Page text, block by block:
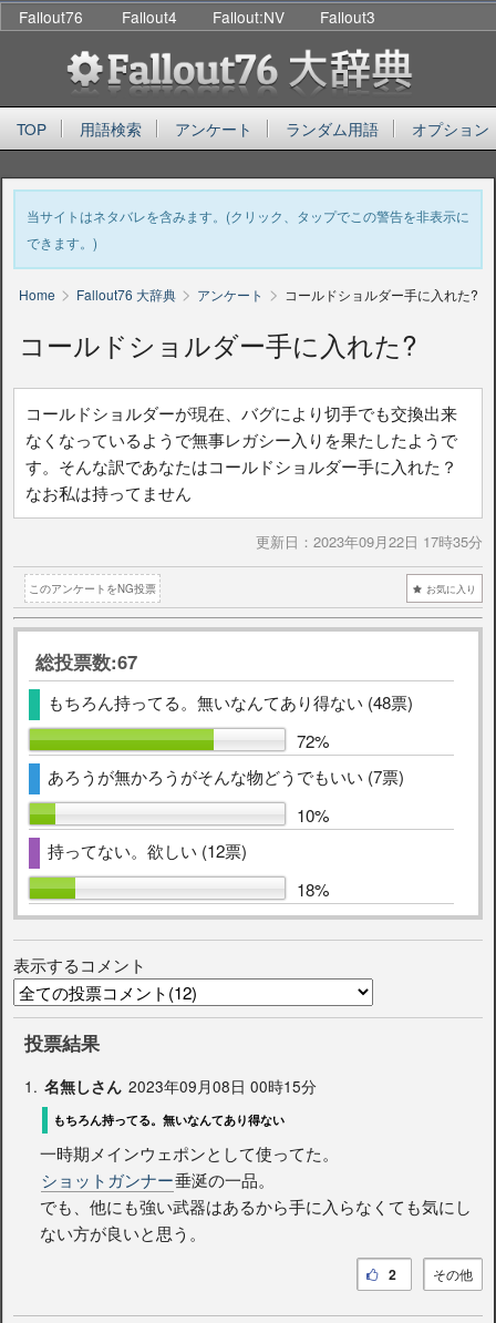
Fallout76 Fallout4 Fallout:NV Fallout3
TOP 用語検索 アンケート ランダム用語 オプション
当サイトはネタバレを含みます。(クリック、タップでこの警告を非表示に
できます。)
Home > Fallout76 大辞典 > アンケート > コールドショルダー手に入れた?
コールドショルダー手に入れた?
コールドショルダーが現在、バグにより切手でも交換出来
なくなっているようで無事レガシー入りを果たしたようで
す。そんな訳であなたはコールドショルダー手に入れた？
なお私は持ってません
更新日： 2023年09月22日 17時35分
このアンケートをNG投票 お気に入り
総投票数:67
もちろん持ってる。無いなんてあり得ない (48票)
72%
あろうが無かろうがそんな物どうでもいい (7票)
10%
持ってない。欲しい (12票)
18%
表示するコメント
投票結果
1. 名無しさん 2023年09月08日 00時15分
もちろん持ってる。無いなんてあり得ない
一時期メインウェポンとして使ってた。
ショットガンナー垂涎の一品。
でも、他にも強い武器はあるから手に入らなくても気にし
ない方が良いと思う。
その他
2